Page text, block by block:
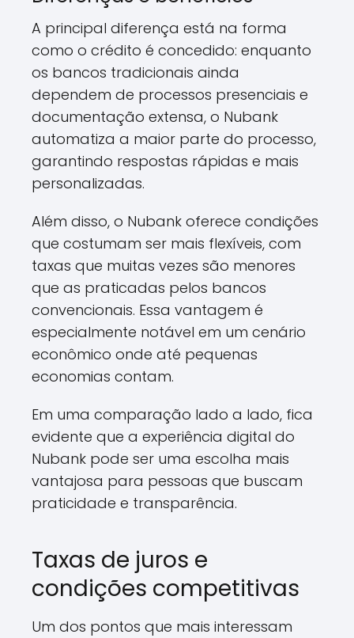
A principal diferença está na forma
como o crédito é concedido: enquanto
os bancos tradicionais ainda
dependem de processos presenciais e
documentação extensa, o Nubank
automatiza a maior parte do processo,
garantindo respostas rápidas e mais
personalizadas.
Além disso, o Nubank oferece condições
que costumam ser mais flexíveis, com
taxas que muitas vezes são menores
que as praticadas pelos bancos
convencionais. Essa vantagem é
especialmente notável em um cenário
econômico onde até pequenas
economias contam.
Em uma comparação lado a lado, fica
evidente que a experiência digital do
Nubank pode ser uma escolha mais
vantajosa para pessoas que buscam
praticidade e transparência.
Taxas de juros e
condições competitivas
Um dos pontos que mais interessam